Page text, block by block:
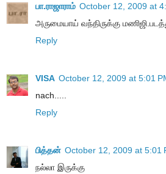
பா.ராஜாராம் October 12, 2009 at
அருமையாய் வந்திருக்கு
Reply
VISA October 12, 2009 at 5:01
nach.....
Reply
பித்தன் October 12, 2009 at 5:01
நல்லா இருக்கு